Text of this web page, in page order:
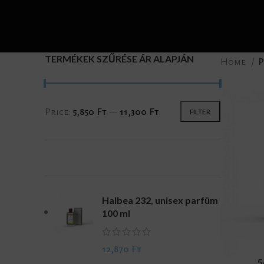
TERMÉKEK SZŰRÉSE ÁR ALAPJÁN
FILTER
Price: 5,850 Ft — 11,300 Ft
Halbea 232, unisex parfüm
100 ml
12,870 Ft
Home
ADD TO